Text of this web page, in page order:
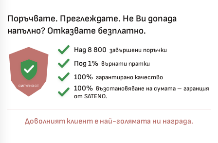
Поръчвате. Преглеждате. Не Ви допада
напълно? Отказвате безплатно.
СИГУРНОСТ
Над 8 800 завършени поръчки
Под 1% върнати пратки
100% гарантирано качество
100% възстановяване на сумата – гаранция
от SATENO.
Доволният клиент е най-голямата ни награда.